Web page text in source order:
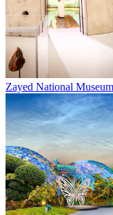
Zayed National Museum